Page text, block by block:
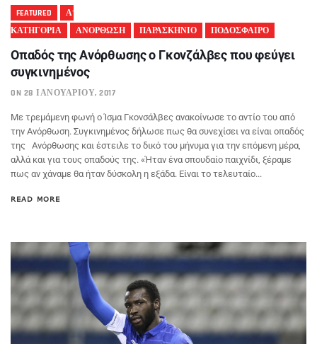
FEATURED
Α'
ΚΑΤΗΓΟΡΙΑ
ΑΝΟΡΘΩΣΗ ΠΑΡΑΣΚΗΝΙΟ ΠΟΔΟΣΦΑΙΡΟ
Οπαδός της Ανόρθωσης ο Γκονζάλβες που φεύγει
συγκινημένος
ON 28 ΙΑΝΟΥΑΡΊΟΥ, 2017
Με τρεμάμενη φωνή ο Ίσμα Γκονσάλβες ανακοίνωσε το αντίο του από
την Ανόρθωση. Συγκινημένος δήλωσε πως θα συνεχίσει να είναι οπαδός
της Ανόρθωσης και έστειλε το δικό του μήνυμα για την επόμενη μέρα,
αλλά και για τους οπαδούς της. «Ήταν ένα σπουδαίο παιχνίδι, ξέραμε
πως αν χάναμε θα ήταν δύσκολη η εξάδα. Είναι το τελευταίο...
READ MORE